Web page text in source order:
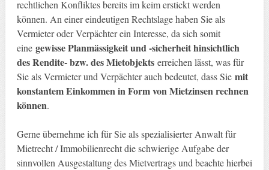
rechtlichen Konfliktes bereits im keim erstickt werden
können. An einer eindeutigen Rechtslage haben Sie als
Vermieter oder Verpächter ein Interesse, da sich somit
eine gewisse Planmässigkeit und -sicherheit hinsichtlich
des Rendite- bzw. des Mietobjektserreichen lässt, was für
Sie als Vermieter und Verpächter auch bedeutet, dass Sie mit
konstantem Einkommen in Form von Mietzinsen rechnen
können.
Gerne übernehme ich für Sie als spezialisierter Anwalt für
Mietrecht / Immobilienrecht die schwierige Aufgabe der
sinnvollen Ausgestaltung des Mietvertrags und beachte hierbei